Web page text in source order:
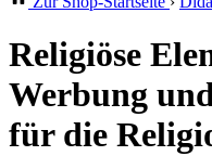
Religiöse
Werbung
für die